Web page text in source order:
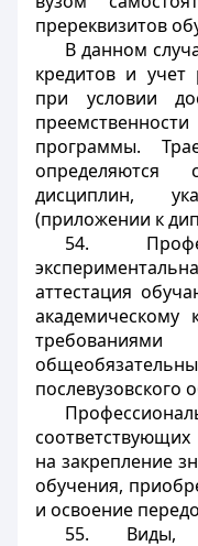
пререквизитов
В данном
кредитов и учет
при условии
программы.
определяются
дисциплин,
(приложении к
54.
аттестация
академическому
послевузовского
на закрепление
обучения,
и освоение
55. Виды,